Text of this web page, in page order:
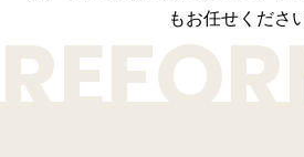
もお任せください